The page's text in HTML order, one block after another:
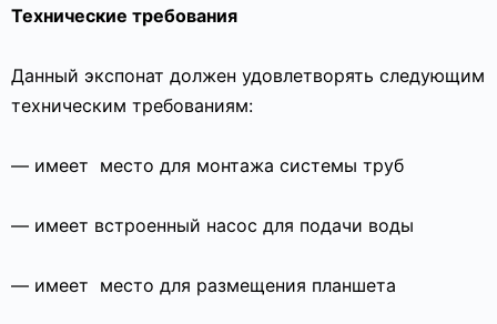
Технические требования
Данный экспонат должен удовлетворять следующим
техническим требованиям:
— имеет место для монтажа системы труб
— имеет встроенный насос для подачи воды
— имеет место для размещения планшета